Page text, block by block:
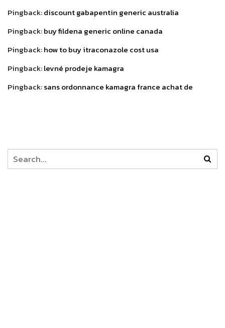
Pingback:discount gabapentin generic australia
Pingback:buy fildena generic online canada
Pingback:how to buy itraconazole cost usa
Pingback:levné prodeje kamagra
Pingback:sans ordonnance kamagra france achat de